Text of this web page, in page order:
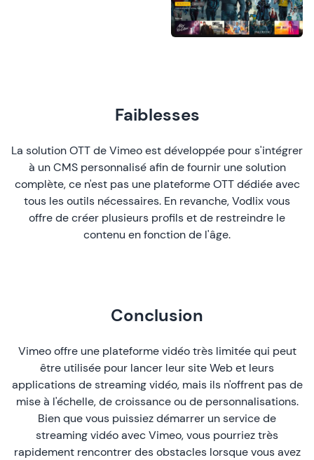
Faiblesses
La solution OTT de Vimeo est développée pour s'intégrer
à un CMS personnalisé afin de fournir une solution
complète, ce n'est pas une plateforme OTT dédiée avec
tous les outils nécessaires. En revanche, Vodlix vous
offre de créer plusieurs profils et de restreindre le
contenu en fonction de l'âge.
Conclusion
Vimeo offre une plateforme vidéo très limitée qui peut
être utilisée pour lancer leur site Web et leurs
applications de streaming vidéo, mais ils n'offrent pas de
mise à l'échelle, de croissance ou de personnalisations.
Bien que vous puissiez démarrer un service de
streaming vidéo avec Vimeo, vous pourriez très
rapidement rencontrer des obstacles lorsque vous avez